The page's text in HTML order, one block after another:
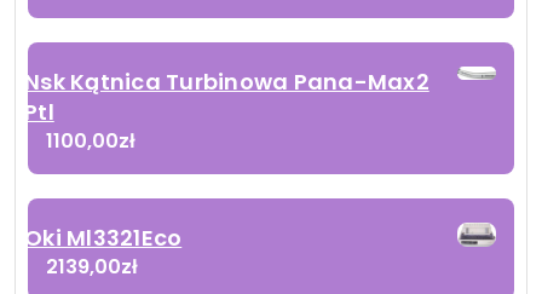
Nsk Kątnica Turbinowa Pana-Max2
Ptl
1100,00zł
Oki Ml3321Eco
2139,00zł